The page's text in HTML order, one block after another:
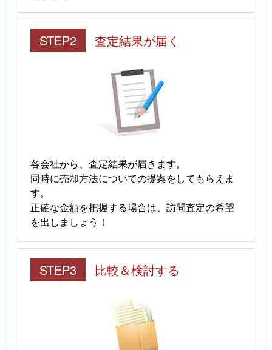
STEP2 査定結果が届く
各会社から、査定結果が届きます。
同時に売却方法についての提案をしてもらえま
す。
正確な金額を把握する場合は、訪問査定の希望
を出しましょう！
STEP3 比較＆検討する